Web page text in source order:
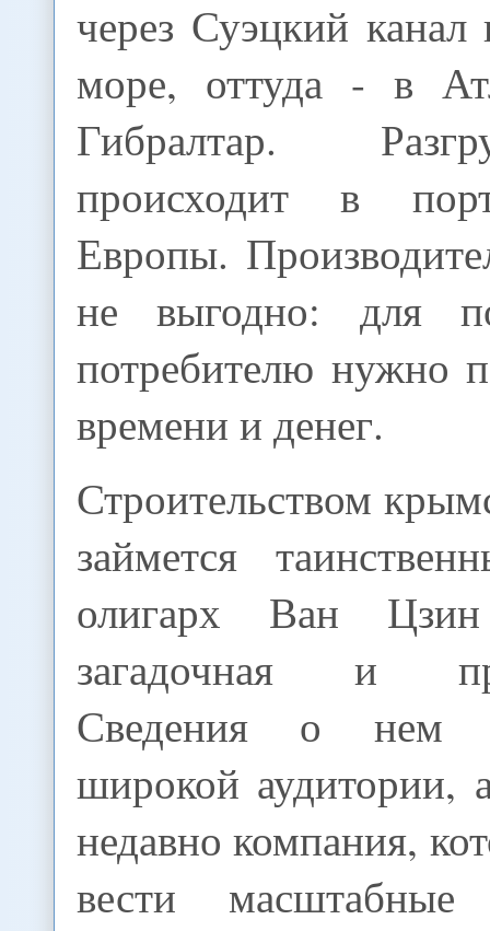
через Суэцкий
море, оттуда - в
Гибралтар.
происходит в
Европы.
не выгодно: для
потребителю нужно
времени и денег.
Строительством
займется
олигарх Ван
загадочная и
Сведения о нем
широкой аудитории,
недавно компания,
вести масштабные